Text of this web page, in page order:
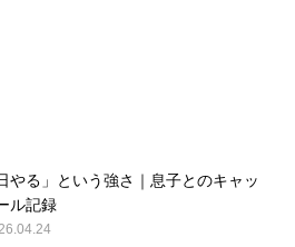
やる」という強さ｜息子とのキャッ
ル記録